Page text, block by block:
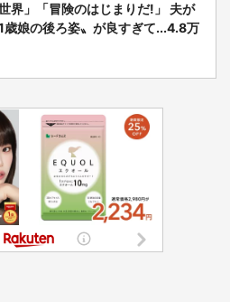
世界」「冒険のはじまりだ!」 夫が
歳娘の後ろ姿〟が良すぎて...4.8万